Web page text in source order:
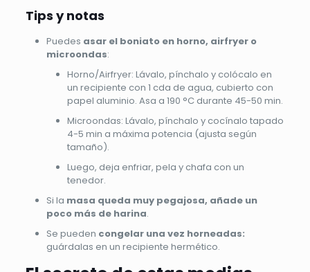
Tips y notas
Puedes asar el boniato en horno, airfryer o
microondas:
Horno/Airfryer: Lávalo, pínchalo y colócalo en
un recipiente con 1 cda de agua, cubierto con
papel aluminio. Asa a 190 °C durante 45-50 min.
Microondas: Lávalo, pínchalo y cocínalo tapado
4-5 min a máxima potencia (ajusta según
tamaño).
Luego, deja enfriar, pela y chafa con un
tenedor.
Si la masa queda muy pegajosa, añade un
poco más de harina.
Se pueden congelar una vez horneadas:
guárdalas en un recipiente hermético.